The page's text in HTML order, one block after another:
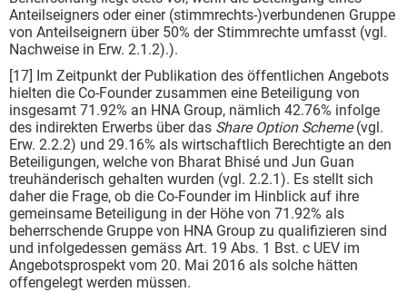
Anteilseigners oder einer (stimmrechts-)verbundenen Gruppe
von Anteilseignern über 50% der Stimmrechte umfasst (vgl.
Nachweise in Erw. 2.1.2).).
[17] Im Zeitpunkt der Publikation des öffentlichen Angebots
hielten die Co-Founder zusammen eine Beteiligung von
insgesamt 71.92% an HNA Group, nämlich 42.76% infolge
des indirekten Erwerbs über das Share Option Scheme(vgl.
Erw. 2.2.2) und 29.16% als wirtschaftlich Berechtigte an den
Beteiligungen, welche von Bharat Bhisé und Jun Guan
treuhänderisch gehalten wurden (vgl. 2.2.1). Es stellt sich
daher die Frage, ob die Co-Founder im Hinblick auf ihre
gemeinsame Beteiligung in der Höhe von 71.92% als
beherrschende Gruppe von HNA Group zu qualifizieren sind
und infolgedessen gemäss Art. 19 Abs. 1 Bst. c UEV im
Angebotsprospekt vom 20. Mai 2016 als solche hätten
offengelegt werden müssen.